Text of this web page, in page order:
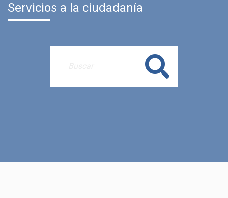
Servicios a la ciudadanía
Buscar